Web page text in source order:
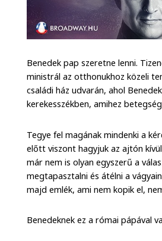
Benedek pap szeretne lenni.
ministrál az otthonukhoz közeli
családi ház udvarán, ahol
kerekesszékben, amihez
Tegye fel magának mindenki a
előtt viszont hagyjuk az ajtón
már nem is olyan egyszerű a
megtapasztalni és átélni a
majd emlék, ami nem kopik el,
Benedeknek ez a római pápával